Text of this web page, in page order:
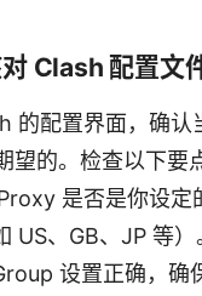
Clash 配置文
的配置界面，确认
望的。检查以下要
是否是你设定
US、GB、JP 等）
设置正确，确